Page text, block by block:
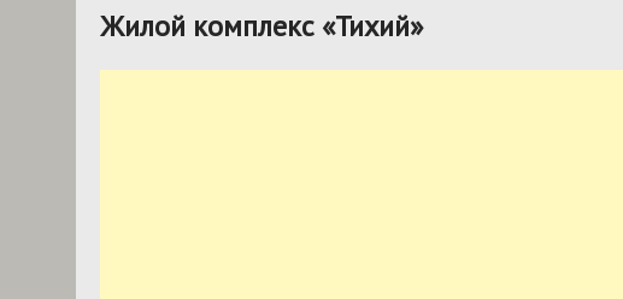
Жилой комплекс «Тихий»